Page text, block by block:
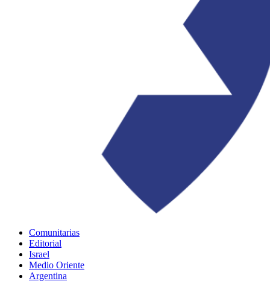
Comunitarias
Editorial
Israel
Medio Oriente
Argentina